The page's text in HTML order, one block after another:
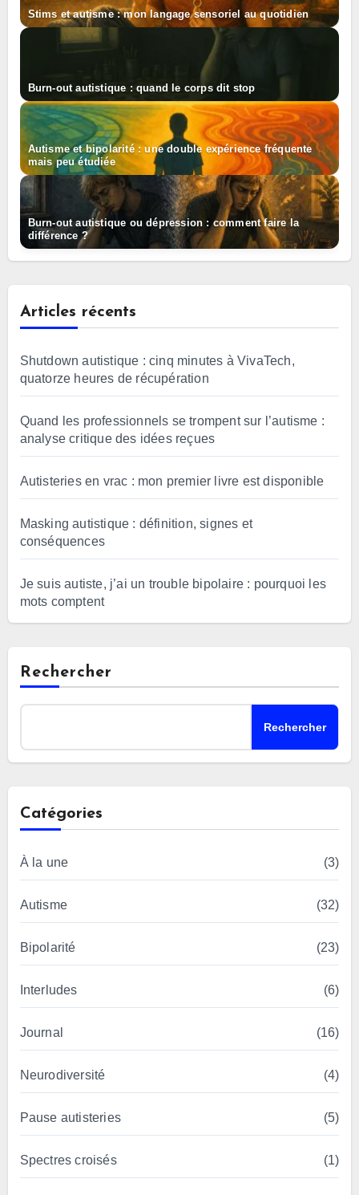
Stims et autisme : mon langage sensoriel au quotidien
Burn-out autistique : quand le corps dit stop
Autisme et bipolarité : une double expérience fréquente
mais peu étudiée
Burn-out autistique ou dépression : comment faire la
différence ?
Articles récents
Shutdown autistique : cinq minutes à VivaTech,
quatorze heures de récupération
Quand les professionnels se trompent sur l’autisme :
analyse critique des idées reçues
Autisteries en vrac : mon premier livre est disponible
Masking autistique : définition, signes et
conséquences
Je suis autiste, j’ai un trouble bipolaire : pourquoi les
mots comptent
Rechercher
Rechercher
Catégories
À la une (3)
Autisme (32)
Bipolarité (23)
Interludes (6)
Journal (16)
Neurodiversité (4)
Pause autisteries (5)
Spectres croisés (1)